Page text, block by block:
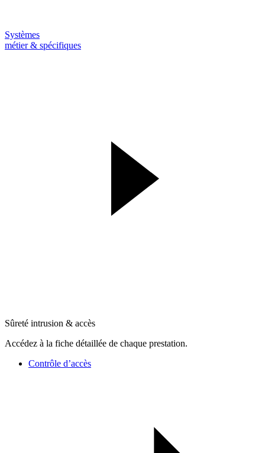
Systèmes
métier & spécifiques
Sûreté intrusion & accès
Accédez à la fiche détaillée de chaque prestation.
Contrôle d’accès